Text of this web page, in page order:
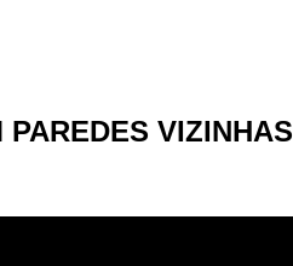
VIZINHAS